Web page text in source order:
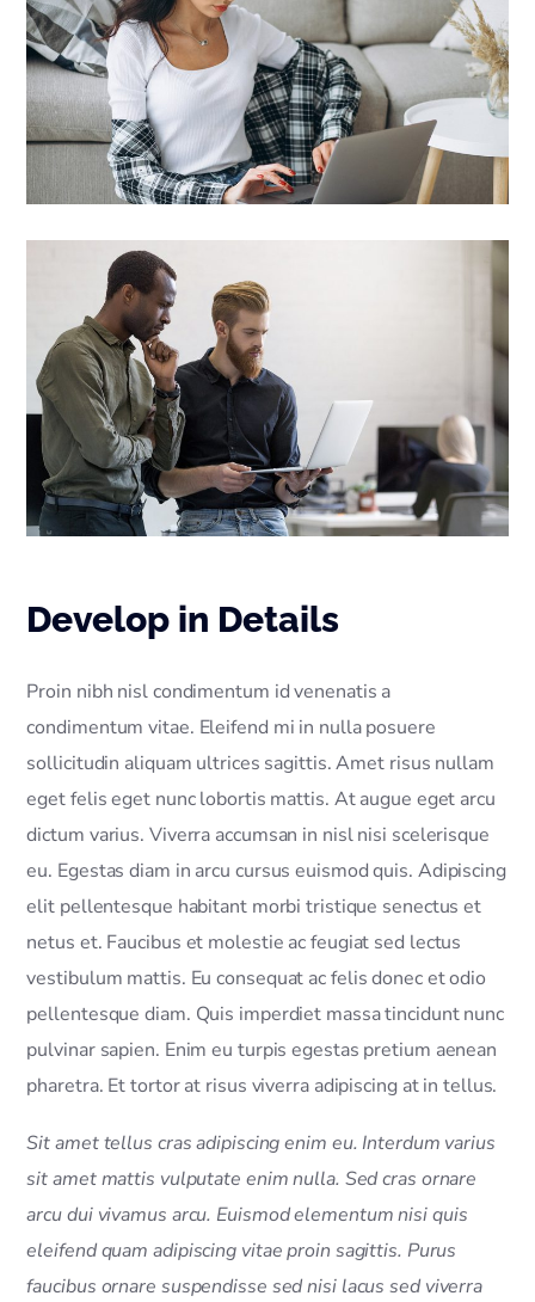
Develop in Details
Proin nibh nisl condimentum id venenatis a
condimentum vitae. Eleifend mi in nulla posuere
sollicitudin aliquam ultrices sagittis. Amet risus nullam
eget felis eget nunc lobortis mattis. At augue eget arcu
dictum varius. Viverra accumsan in nisl nisi scelerisque
eu. Egestas diam in arcu cursus euismod quis. Adipiscing
elit pellentesque habitant morbi tristique senectus et
netus et. Faucibus et molestie ac feugiat sed lectus
vestibulum mattis. Eu consequat ac felis donec et odio
pellentesque diam. Quis imperdiet massa tincidunt nunc
pulvinar sapien. Enim eu turpis egestas pretium aenean
pharetra. Et tortor at risus viverra adipiscing at in tellus.
Sit amet tellus cras adipiscing enim eu. Interdum varius
sit amet mattis vulputate enim nulla. Sed cras ornare
arcu dui vivamus arcu. Euismod elementum nisi quis
eleifend quam adipiscing vitae proin sagittis. Purus
faucibus ornare suspendisse sed nisi lacus sed viverra